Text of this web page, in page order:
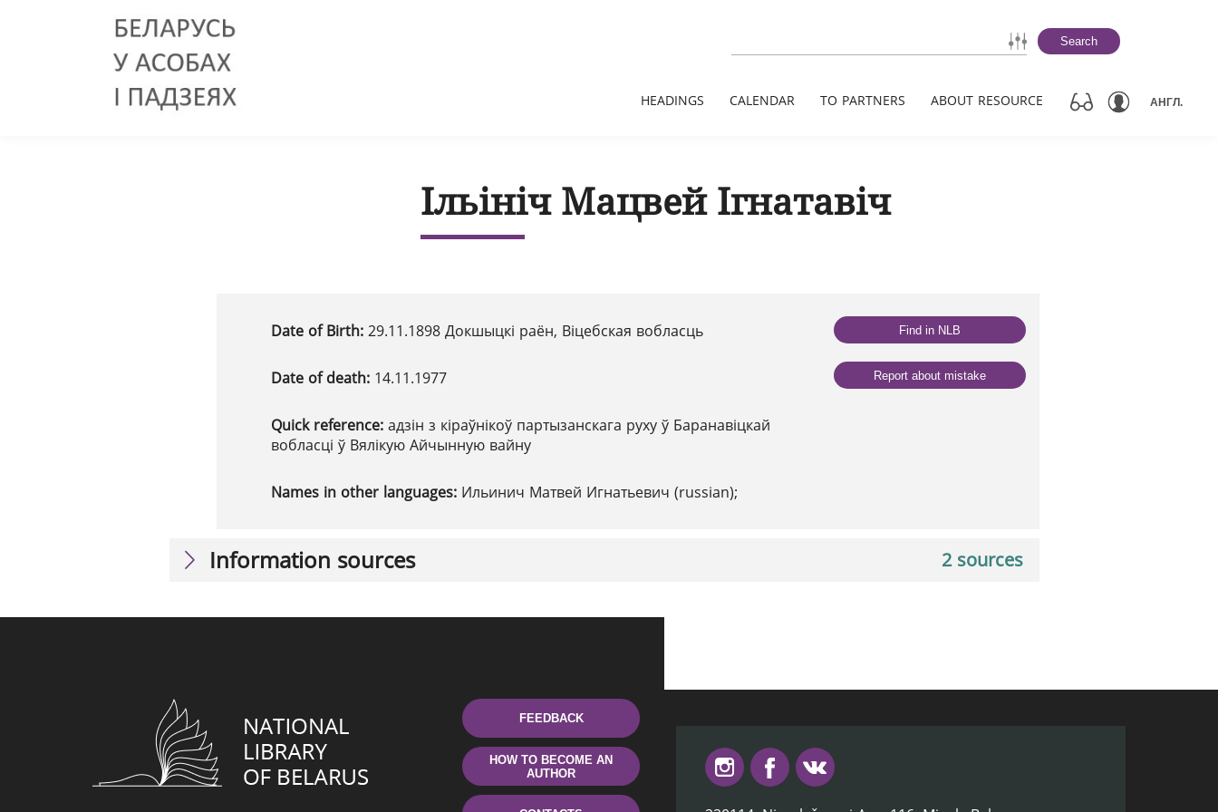
Search
HEADINGS CALENDAR TO PARTNERS ABOUT RESOURCE АНГЛ.
Ільініч Мацвей Ігнатавіч
Date of Birth: 29.11.1898 Докшыцкі раён, Віцебская вобласць
Date of death: 14.11.1977
Quick reference: адзін з кіраўнікоў партызанскага руху ў Баранавіцкай
вобласці ў Вялікую Айчынную вайну
Names in other languages: Ильинич Матвей Игнатьевич (russian);
Find in NLB
Report about mistake
2 sources
Information sources
FEEDBACK
HOW TO BECOME AN
AUTHOR